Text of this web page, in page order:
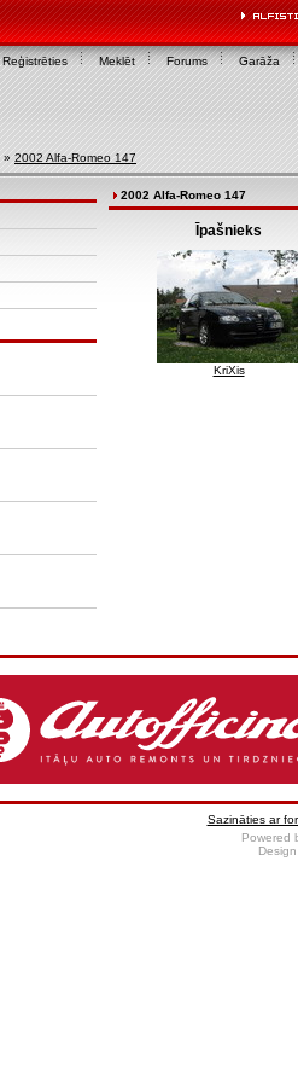
Reģistrēties Meklēt Forums Garāža
» 2002 Alfa-Romeo 147
2002 Alfa-Romeo 147
Īpašnieks
KriXis
Sazināties ar
Powered